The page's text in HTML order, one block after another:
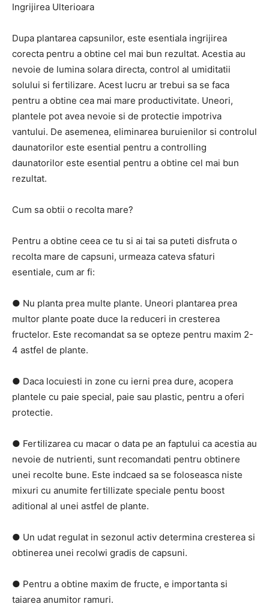
Ingrijirea Ulterioara
Dupa plantarea capsunilor, este esentiala ingrijirea
corecta pentru a obtine cel mai bun rezultat. Acestia au
nevoie de lumina solara directa, control al umiditatii
solului si fertilizare. Acest lucru ar trebui sa se faca
pentru a obtine cea mai mare productivitate. Uneori,
plantele pot avea nevoie si de protectie impotriva
vantului. De asemenea, eliminarea buruienilor si controlul
daunatorilor este esential pentru a controlling
daunatorilor este esential pentru a obtine cel mai bun
rezultat.
Cum sa obtii o recolta mare?
Pentru a obtine ceea ce tu si ai tai sa puteti disfruta o
recolta mare de capsuni, urmeaza cateva sfaturi
esentiale, cum ar fi:
● Nu planta prea multe plante. Uneori plantarea prea
multor plante poate duce la reduceri in cresterea
fructelor. Este recomandat sa se opteze pentru maxim 2-
4 astfel de plante.
● Daca locuiesti in zone cu ierni prea dure, acopera
plantele cu paie special, paie sau plastic, pentru a oferi
protectie.
● Fertilizarea cu macar o data pe an faptului ca acestia au
nevoie de nutrienti, sunt recomandati pentru obtinere
unei recolte bune. Este indcaed sa se foloseasca niste
mixuri cu anumite fertillizate speciale pentu boost
aditional al unei astfel de plante.
● Un udat regulat in sezonul activ determina cresterea si
obtinerea unei recolwi gradis de capsuni.
● Pentru a obtine maxim de fructe, e importanta si
taiarea anumitor ramuri.